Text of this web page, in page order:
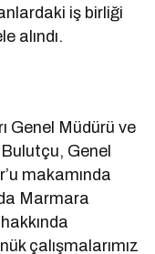
iş birliği
alındı.
Genel Müdürü ve
Genel
makamında
Marmara
çalışmalarımız